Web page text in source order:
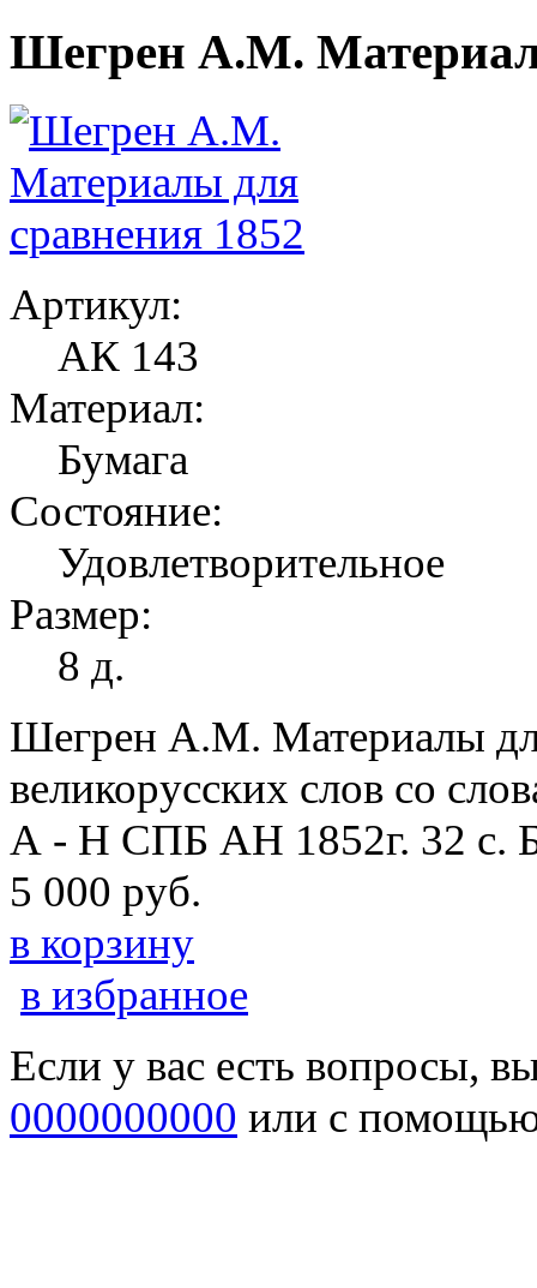
Шегрен А.М.
Артикул:
АК 143
Материал:
Бумага
Состояние:
Удовлетворительное
Размер:
8 д.
Шегрен А.М. Материалы
великорусских слов со
А - Н СПБ АН 1852г. 32 с.
5 000 руб.
в корзину
в избранное
Если у вас есть вопросы,
0000000000 или с